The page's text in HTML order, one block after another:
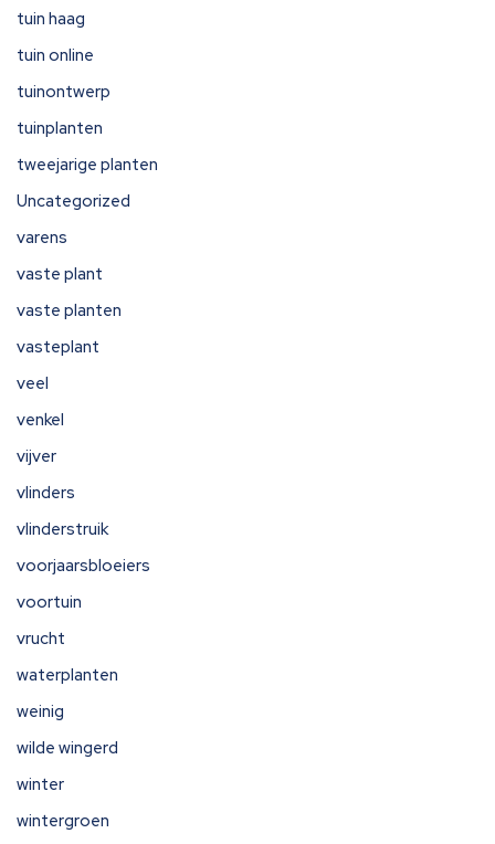
tuin haag
tuin online
tuinontwerp
tuinplanten
tweejarige planten
Uncategorized
varens
vaste plant
vaste planten
vasteplant
veel
venkel
vijver
vlinders
vlinderstruik
voorjaarsbloeiers
voortuin
vrucht
waterplanten
weinig
wilde wingerd
winter
wintergroen